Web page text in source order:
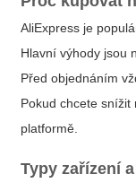
AliExpress je
Hlavní výhody jsou
Před objednáním
Pokud chcete
platformě.
Typy zařízení